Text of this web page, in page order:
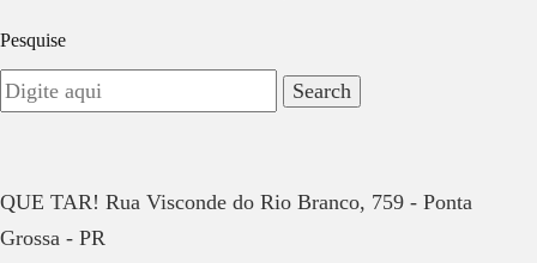
Pesquise
QUE TAR! Rua Visconde do Rio Branco, 759 - Ponta
Grossa - PR